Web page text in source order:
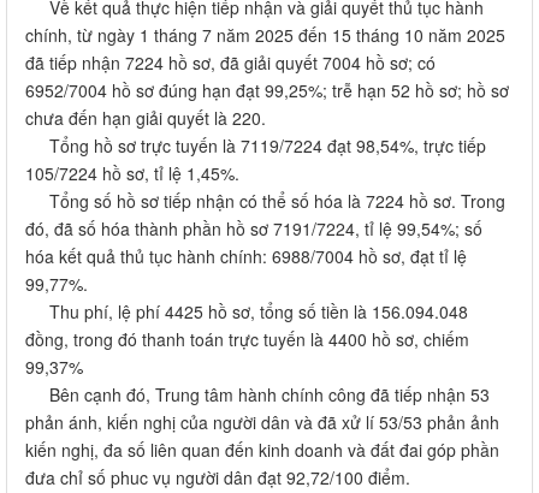
Về kết quả thực hiện tiếp nhận và giải quyết thủ tục hành
chính, từ ngày 1 tháng 7 năm 2025 đến 15 tháng 10 năm 2025
đã tiếp nhận 7224 hồ sơ, đã giải quyết 7004 hồ sơ; có
6952/7004 hồ sơ đúng hạn đạt 99,25%; trễ hạn 52 hồ sơ; hồ sơ
chưa đến hạn giải quyết là 220.
Tổng hồ sơ trực tuyến là 7119/7224 đạt 98,54%, trực tiếp
105/7224 hồ sơ, tỉ lệ 1,45%.
Tổng số hồ sơ tiếp nhận có thể số hóa là 7224 hồ sơ. Trong
đó, đã số hóa thành phần hồ sơ 7191/7224, tỉ lệ 99,54%; số
hóa kết quả thủ tục hành chính: 6988/7004 hồ sơ, đạt tỉ lệ
99,77%.
Thu phí, lệ phí 4425 hồ sơ, tổng số tiền là 156.094.048
đồng, trong đó thanh toán trực tuyến là 4400 hồ sơ, chiếm
99,37%
Bên cạnh đó, Trung tâm hành chính công đã tiếp nhận 53
phản ánh, kiến nghị của người dân và đã xử lí 53/53 phản ảnh
kiến nghị, đa số liên quan đến kinh doanh và đất đai góp phần
đưa chỉ số phuc vụ người dân đạt 92,72/100 điểm.